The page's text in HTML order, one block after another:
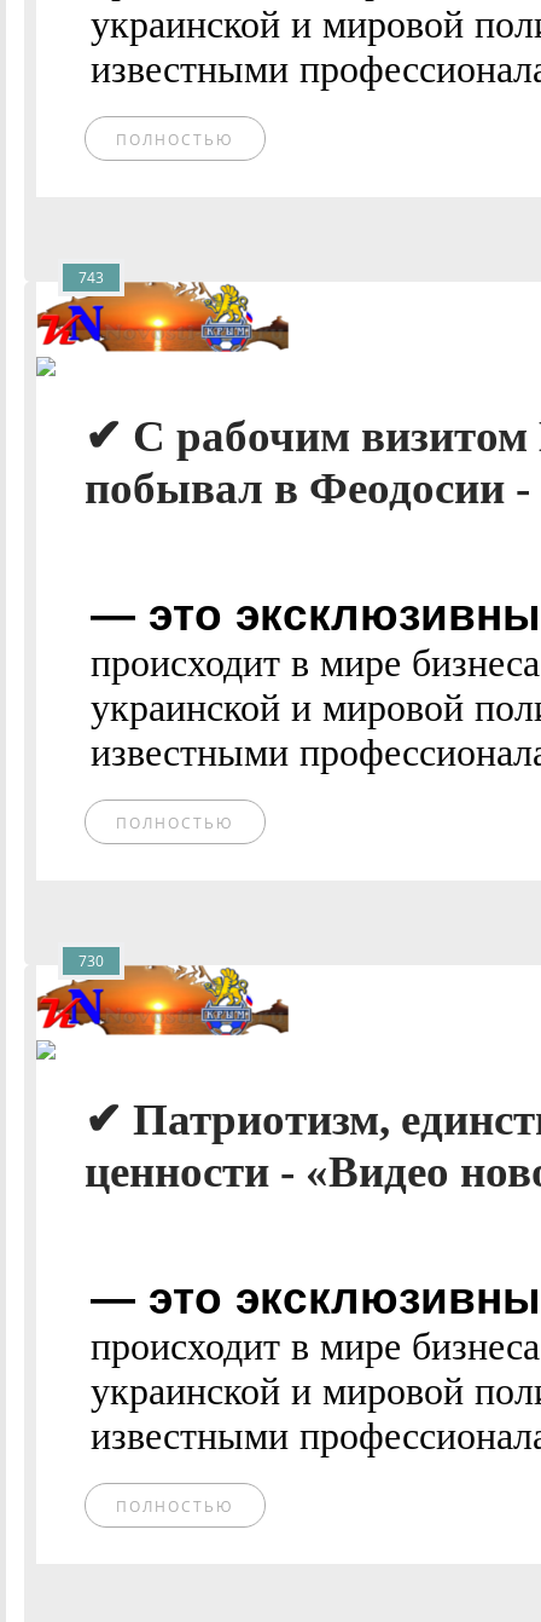
украинской и мировой
известными
ПОЛНОСТЬЮ
✔ С рабочим
побывал в Феодосии
— это
происходит в мире
украинской и мировой
известными
ПОЛНОСТЬЮ
743
✔ Патриотизм,
ценности - «Видео
— это
происходит в мире
украинской и мировой
известными
ПОЛНОСТЬЮ
730